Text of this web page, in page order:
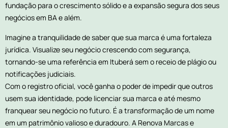
fundação para o crescimento sólido e a expansão segura dos seus
negócios em BA e além.
Imagine a tranquilidade de saber que sua marca é uma fortaleza
jurídica. Visualize seu negócio crescendo com segurança,
tornando-se uma referência em Ituberá sem o receio de plágio ou
notificações judiciais.
Com o registro oficial, você ganha o poder de impedir que outros
usem sua identidade, pode licenciar sua marca e até mesmo
franquear seu negócio no futuro. É a transformação de um nome
em um patrimônio valioso e duradouro. A Renova Marcas e